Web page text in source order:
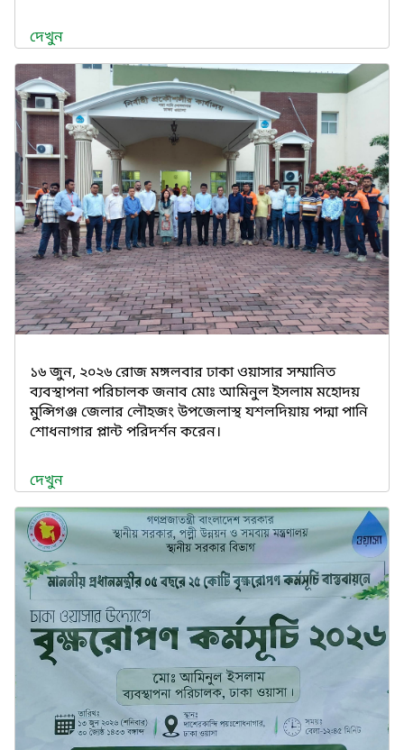
দেখুন
১৬ জুন, ২০২৬ রোজ মঙ্গলবার ঢাকা ওয়াসার সম্মানিত
ব্যবস্থাপনা পরিচালক জনাব মোঃ আমিনুল ইসলাম মহোদয়
মুন্সিগঞ্জ জেলার লৌহজং উপজেলাস্থ যশলদিয়ায় পদ্মা পানি
শোধনাগার প্লান্ট পরিদর্শন করেন।
দেখুন